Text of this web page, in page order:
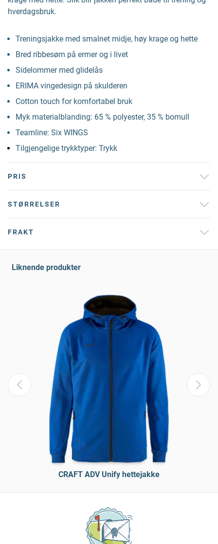
hverdagsbruk.
Treningsjakke med smalnet midje, høy krage og hette
Bred ribbesøm på ermer og i livet
Sidelommer med glidelås
ERIMA vingedesign på skulderen
Cotton touch for komfortabel bruk
Myk materialblanding: 65 % polyester, 35 % bomull
Teamline: Six WINGS
Tilgjengelige trykktyper: Trykk
PRIS
STØRRELSER
FRAKT
Liknende produkter
CRAFT ADV Unify hettejakke